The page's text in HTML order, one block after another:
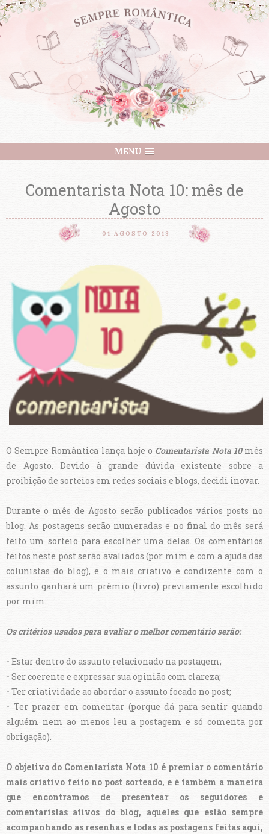
MENU
Comentarista Nota 10: mês de
Agosto
01 AGOSTO 2013
O Sempre Romântica lança hoje o Comentarista Nota 10 mês
de Agosto. Devido à grande dúvida existente sobre a
proibição de sorteios em redes sociais e blogs, decidi inovar.
Durante o mês de Agosto serão publicados vários posts no
blog. As postagens serão numeradas e no final do mês será
feito um sorteio para escolher uma delas. Os comentários
feitos neste post serão avaliados (por mim e com a ajuda das
colunistas do blog), e o mais criativo e condizente com o
assunto ganhará um prêmio (livro) previamente escolhido
por mim.
Os critérios usados para avaliar o melhor comentário serão:
- Estar dentro do assunto relacionado na postagem;
- Ser coerente e expressar sua opinião com clareza;
- Ter criatividade ao abordar o assunto focado no post;
- Ter prazer em comentar (porque dá para sentir quando
alguém nem ao menos leu a postagem e só comenta por
obrigação).
O objetivo do Comentarista Nota 10 é premiar o comentário
mais criativo feito no post sorteado, e é também a maneira
que encontramos de presentear os seguidores e
comentaristas ativos do blog, aqueles que estão sempre
acompanhando as resenhas e todas as postagens feitas aqui,